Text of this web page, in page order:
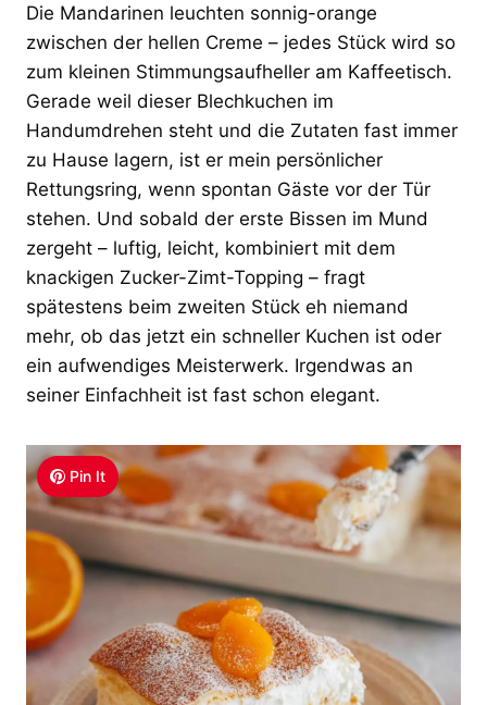
Die Mandarinen leuchten sonnig-orange
zwischen der hellen Creme – jedes Stück wird so
zum kleinen Stimmungsaufheller am Kaffeetisch.
Gerade weil dieser Blechkuchen im
Handumdrehen steht und die Zutaten fast immer
zu Hause lagern, ist er mein persönlicher
Rettungsring, wenn spontan Gäste vor der Tür
stehen. Und sobald der erste Bissen im Mund
zergeht – luftig, leicht, kombiniert mit dem
knackigen Zucker-Zimt-Topping – fragt
spätestens beim zweiten Stück eh niemand
mehr, ob das jetzt ein schneller Kuchen ist oder
ein aufwendiges Meisterwerk. Irgendwas an
seiner Einfachheit ist fast schon elegant.
Pin It